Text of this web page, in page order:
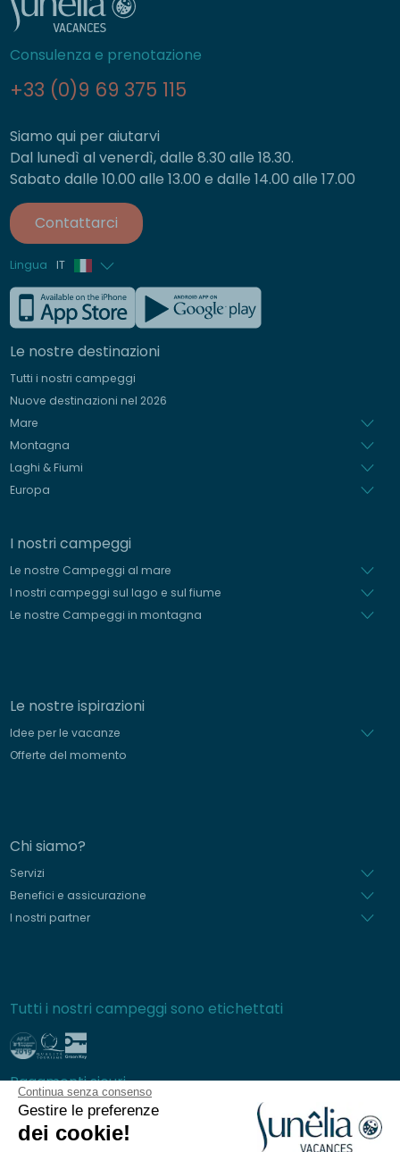
Continua senza consenso
Gestire le preferenze
dei cookie!
Consulenza e prenotazione
+33 (0)9 69 375 115
Siamo qui per aiutarvi
Dal lunedì al venerdì, dalle 8.30 alle 18.30.
Sabato dalle 10.00 alle 13.00 e dalle 14.00 alle 17.00
Contattarci
Lingua IT
Francese
Inglese
Tedesco
Spagnolo
Le nostre destinazioni
Tutti i nostri campeggi
Nuove destinazioni nel 2026
Mare
Montagna
Laghi & Fiumi
Europa
I nostri campeggi
Le nostre Campeggi al mare
I nostri campeggi sul lago e sul fiume
Le nostre Campeggi in montagna
Le nostre ispirazioni
Idee per le vacanze
Offerte del momento
Chi siamo?
Servizi
Benefici e assicurazione
I nostri partner
Tutti i nostri campeggi sono etichettati
Pagamenti sicuri